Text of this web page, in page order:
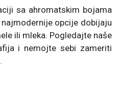
sa ahromatskim bojama
opcije dobijaju
ili mleka. Pogledajte naše
i nemojte sebi zameriti